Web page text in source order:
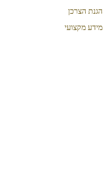
הגנת הצרכן
מידע מקצועי